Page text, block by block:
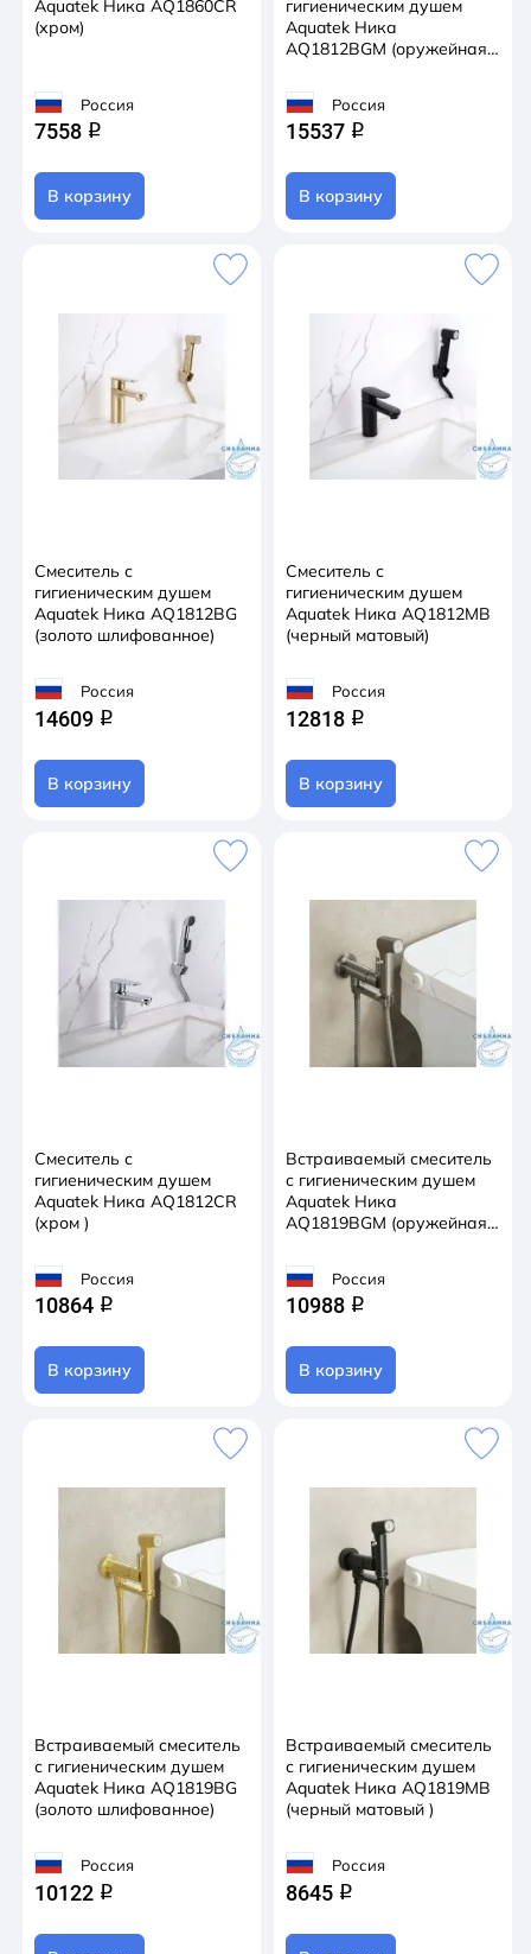
Aquatek Ника AQ1860CR
(хром)
Россия
7558 q
В корзину
гигиеническим душем
Aquatek Ника
AQ1812BGM (оружейная
Россия
15537 q
В корзину
Смеситель с
гигиеническим душем
Aquatek Ника AQ1812BG
(золото шлифованное)
Россия
14609 q
В корзину
Смеситель с
гигиеническим душем
Aquatek Ника AQ1812MB
(черный матовый)
Россия
12818 q
В корзину
Смеситель с
гигиеническим душем
Aquatek Ника AQ1812CR
(хром )
Россия
10864 q
В корзину
Встраиваемый смеситель
с гигиеническим душем
Aquatek Ника
AQ1819BGM (оружейная
Россия
10988 q
В корзину
Встраиваемый смеситель
с гигиеническим душем
Aquatek Ника AQ1819BG
(золото шлифованное)
Россия
10122 q
Встраиваемый смеситель
с гигиеническим душем
Aquatek Ника AQ1819MB
(черный матовый )
Россия
8645 q